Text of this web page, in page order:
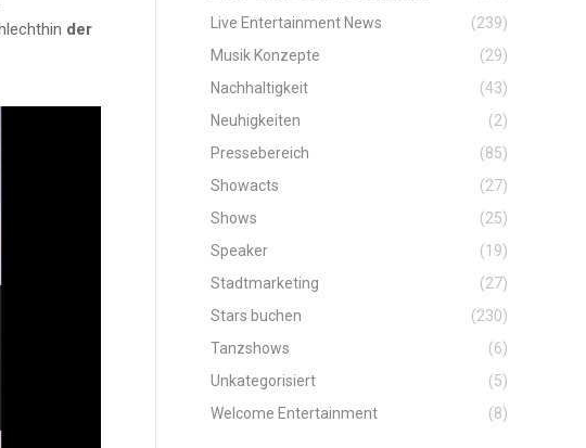
der
Live Entertainment News
(239)
Musik Konzepte
(29)
Nachhaltigkeit
(43)
Neuhigkeiten
(2)
Pressebereich
(85)
Showacts
(27)
Shows
(25)
Speaker
(19)
Stadtmarketing
(27)
Stars buchen
(230)
Tanzshows
(6)
Unkategorisiert
(5)
Welcome Entertainment
(8)